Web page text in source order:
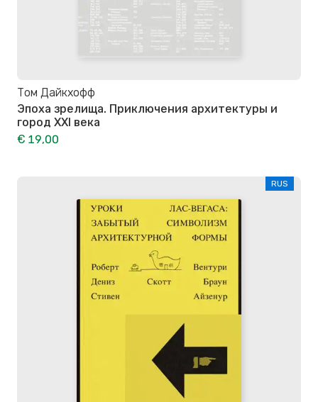
Том Дайкхофф
Эпоха зрелища. Приключения архитектуры и
город XXI века
€ 19,00
RUS